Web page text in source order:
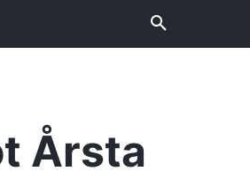
Årsta